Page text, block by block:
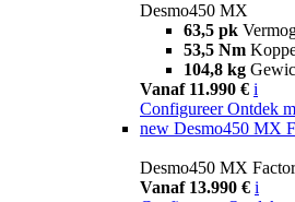
Desmo450 MX
63,5 pk
53,5 Nm
104,8 kg
Vanaf 11.990 € i
Configureer Ontdek
new Desmo450 MX
Desmo450 MX
Vanaf 13.990 € i